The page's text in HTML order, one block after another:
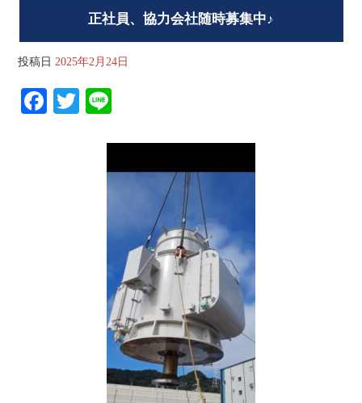
正社員、協力会社随時募集中♪
投稿日 2025年2月24日
Fa T